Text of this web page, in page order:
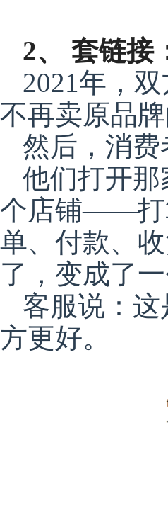
2、 套链接
2021年，
不再卖原品牌
然后，消
他们打开
个店铺——打
单、付款、
了，变成了
客服说：
方更好。